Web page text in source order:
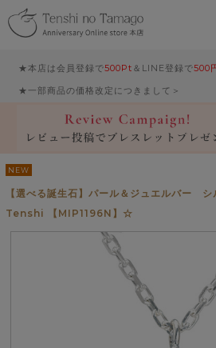
★本店は会員登録で500Pt ＆LINE登録で500
★一部商品の価格改定につきまして＞
NEW
【選べる誕生石】パール＆ジュエルバー
Tenshi 【MIP1196N】☆